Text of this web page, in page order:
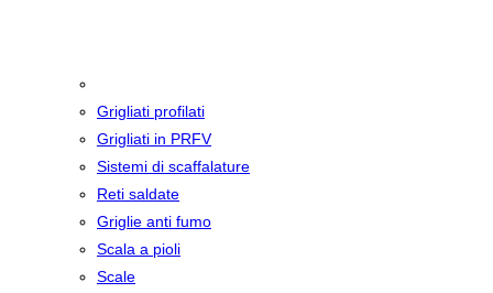
Grigliati profilati
Grigliati in PRFV
Sistemi di scaffalature
Reti saldate
Griglie anti fumo
Scala a pioli
Scale